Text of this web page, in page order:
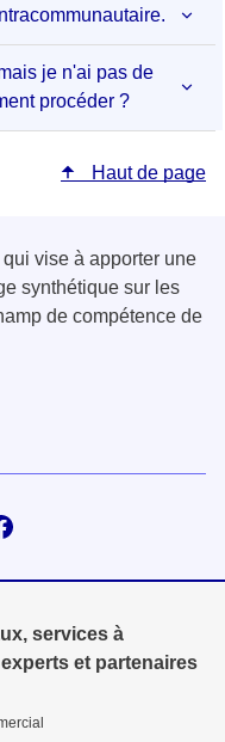
je n'ai pas de
procéder ?
Haut de page
vise à apporter une
synthétique sur les
de compétence de
Twitter) de la DGE
services à
et partenaires